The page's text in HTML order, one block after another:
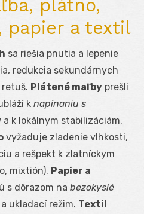
plátno,
papier a textil
sa riešia pnutia a lepenie
redukcia sekundárnych
Plátené maľby prešli
k napínaniu s
a k lokálnym stabilizáciám.
vyžaduje zladenie vlhkosti,
a rešpekt k zlatníckym
mixtión). Papier a
s dôrazom na bezokyslé
ukladací režim. Textil